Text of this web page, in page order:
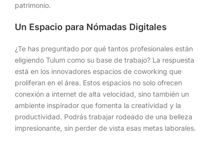
patrimonio.
Un Espacio para Nómadas Digitales
¿Te has preguntado por qué tantos profesionales están
eligiendo Tulum como su base de trabajo? La respuesta
está en los innovadores espacios de coworking que
proliferan en el área. Estos espacios no solo ofrecen
conexión a internet de alta velocidad, sino también un
ambiente inspirador que fomenta la creatividad y la
productividad. Podrás trabajar rodeado de una belleza
impresionante, sin perder de vista esas metas laborales.